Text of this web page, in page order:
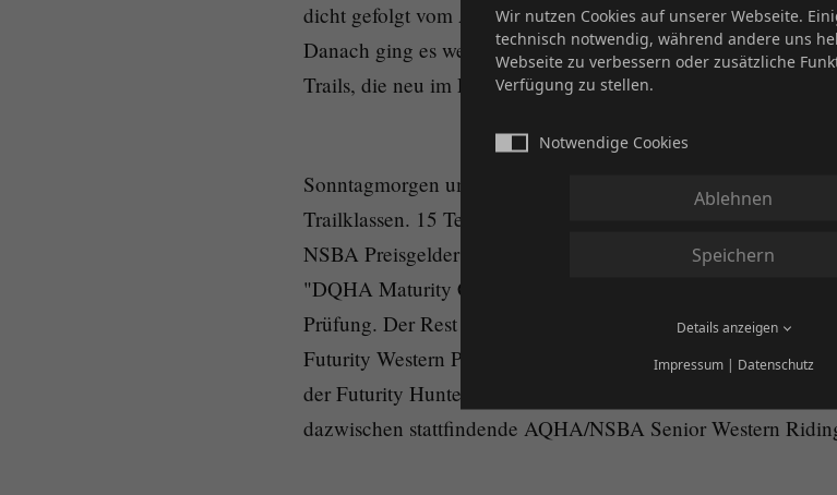
dicht gefolgt vom AQHA/NSBA Amateur Trail mit 9 Startern
Danach ging es weiter mit Western Riding und wir
Trails, die neu im Programm waren.
Sonntagmorgen um 8 Uhr startete schließlich der letzte Tag
Trailklassen. 15 Teilnehmerinnen und Teilnehmer ritten
NSBA Preisgelder (8) im AQHA/NSBA Senior Trail, bevor
"DQHA Maturity Champion 2025" der Regionenfuturity Süd
Prüfung. Der Rest des Sonntags drehte sich dann schließlich
Futurity Western Pleasure, Western Horsemanship, Working
der Futurity Hunter under Saddle und Hunt Seat Equitation.
dazwischen stattfindende AQHA/NSBA Senior Western
Wir nutzen Cookies auf unserer Webseite.
technisch notwendig, während andere uns
Webseite zu verbessern oder zusätzliche
Verfügung zu stellen.
Notwendige Cookies
Ablehnen
Speichern
Details anzeigen
Impressum| Datenschutz